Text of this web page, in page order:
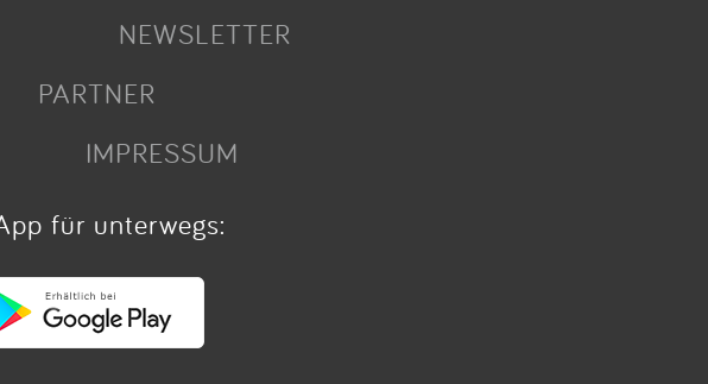
NEWSLETTER
PARTNER
IMPRESSUM
für unterwegs: